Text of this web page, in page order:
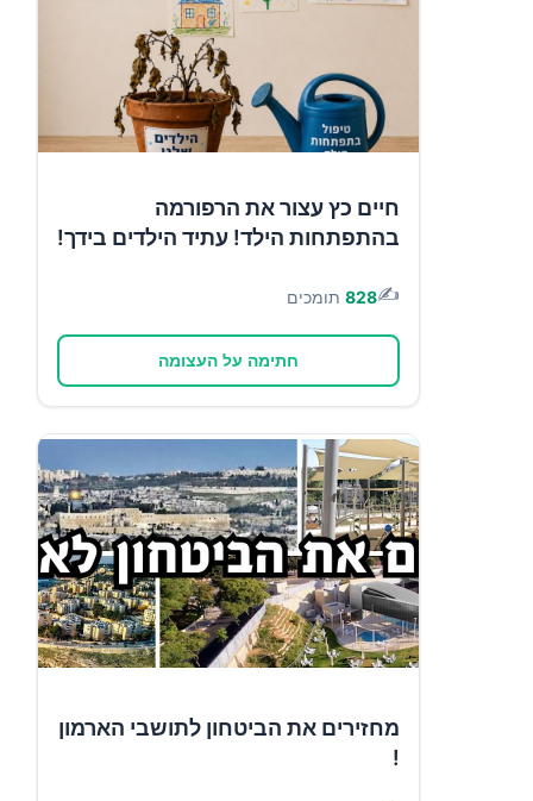
חיים כץ עצור את הרפורמה
בהתפתחות הילד! עתיד הילדים בידך!
✍️
828 תומכים
חתימה על העצומה
מחזירים את הביטחון לתושבי הארמון
!